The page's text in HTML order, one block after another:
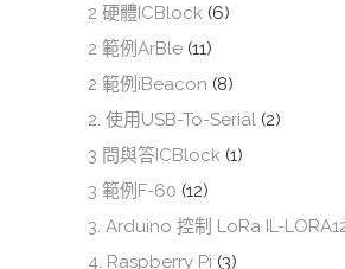
2 硬體ICBlock (6)
2 範例ArBle (11)
2 範例iBeacon (8)
2. 使用USB-To-Serial (2)
3 問與答ICBlock (1)
3 範例F-60 (12)
3. Arduino 控制 LoRa IL-
4. Raspberry Pi (3)